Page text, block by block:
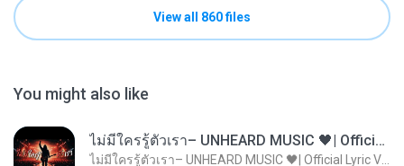
View all 860 files
You might also like
ไม่มีใครรู้ตัวเรา– UNHEARD MUSIC 🖤| Official Lyric Video | เพลงสู้ชีวิต